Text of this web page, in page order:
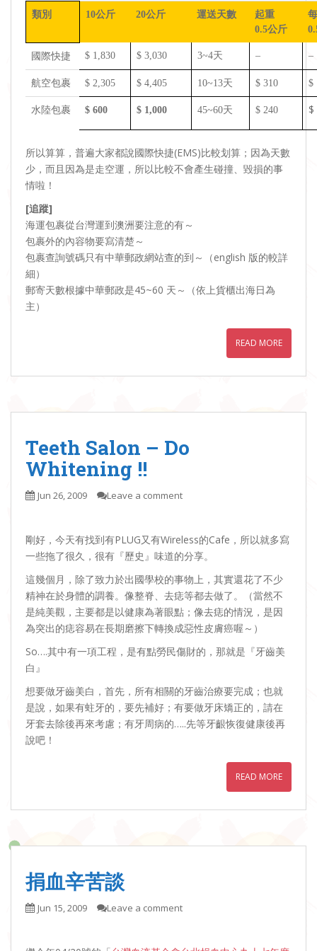
類別 10公斤 20公斤 運送天數
起重
0.5公斤
國際快捷 $ 1,830 $ 3,030 3~4天 – –
航空包裹 $ 2,305 $ 4,405 10~13天 $ 310 $
水陸包裹 $ 600 $ 1,000 45~60天 $ 240 $
所以算算，普遍大家都說國際快捷(EMS)比較划算；因為天數
少，而且因為是走空運，所以比較不會產生碰撞、毀損的事
情啦！
[追蹤]
海運包裹從台灣運到澳洲要注意的有～
包裹外的內容物要寫清楚～
包裹查詢號碼只有中華郵政網站查的到～（english 版的較詳
細）
郵寄天數根據中華郵政是45~60 天～（依上貨櫃出海日為
主）
READ MORE
Teeth Salon – Do
Whitening !!
Jun 26, 2009 Leave a comment
剛好，今天有找到有PLUG又有Wireless的Cafe，所以就多寫
一些拖了很久，很有『歷史』味道的分享。
這幾個月，除了致力於出國學校的事物上，其實還花了不少
精神在於身體的調養。像整脊、去痣等都去做了。（當然不
是純美觀，主要都是以健康為著眼點；像去痣的情況，是因
為突出的痣容易在長期磨擦下轉換成惡性皮膚癌喔～）
So….其中有一項工程，是有點勞民傷財的，那就是『牙齒美
白』
想要做牙齒美白，首先，所有相關的牙齒治療要完成；也就
是說，如果有蛀牙的，要先補好；有要做牙床矯正的，請在
牙套去除後再來考慮；有牙周病的…..先等牙齦恢復健康後再
說吧！
READ MORE
捐血辛苦談
Jun 15, 2009 Leave a comment